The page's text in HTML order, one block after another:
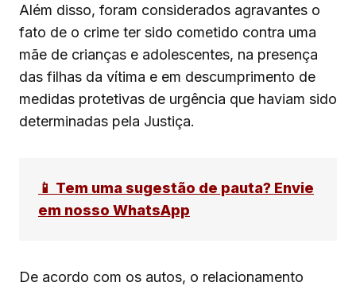
Além disso, foram considerados agravantes o
fato de o crime ter sido cometido contra uma
mãe de crianças e adolescentes, na presença
das filhas da vítima e em descumprimento de
medidas protetivas de urgência que haviam sido
determinadas pela Justiça.
📱 Tem uma sugestão de pauta? Envie
em nosso WhatsApp
De acordo com os autos, o relacionamento